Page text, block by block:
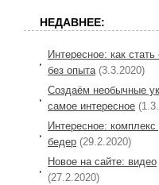
НЕДАВНЕЕ:
Интересное: как
без опыта(3.3.2020)
Создаём необычные
самое интересное
Интересное:
бедер (29.2.2020)
Новое на сайте: видео
(27.2.2020)